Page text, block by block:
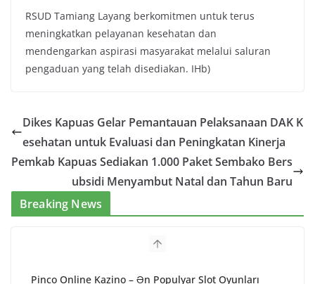
RSUD Tamiang Layang berkomitmen untuk terus
meningkatkan pelayanan kesehatan dan
mendengarkan aspirasi masyarakat melalui saluran
pengaduan yang telah disediakan. IHb)
Dikes Kapuas Gelar Pemantauan Pelaksanaan DAK K
esehatan untuk Evaluasi dan Peningkatan Kinerja
Pemkab Kapuas Sediakan 1.000 Paket Sembako Bers
ubsidi Menyambut Natal dan Tahun Baru
Breaking News
Pinco Online Kazino – Ən Populyar Slot Oyunları